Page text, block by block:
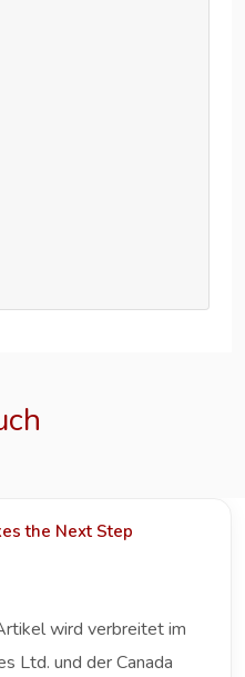
the Next Step
wird verbreitet im
Ltd. und der Canada